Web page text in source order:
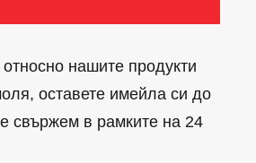
нашите продукти
оставете имейла си до
свържем в рамките на 24